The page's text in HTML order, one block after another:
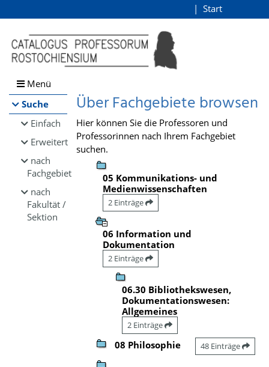
Browsen
direkt zum Inhalt
Start
Menü
Suche
Einfach
Erweitert
nach
Fachgebiet
nach
Fakultät /
Sektion
Über Fachgebiete browsen
Hier können Sie die Professoren und
Professorinnen nach Ihrem Fachgebiet
suchen.
05 Kommunikations- und
Medienwissenschaften
2 Einträge
06 Information und
Dokumentation
2 Einträge
06.30 Bibliothekswesen,
Dokumentationswesen:
Allgemeines
2 Einträge
08 Philosophie 48 Einträge